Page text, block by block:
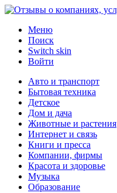
Меню
Поиск
Switch skin
Войти
Авто и транспорт
Бытовая техника
Детское
Дом и дача
Животные и растения
Интернет и связь
Книги и пресса
Компании, фирмы
Красота и здоровье
Музыка
Образование